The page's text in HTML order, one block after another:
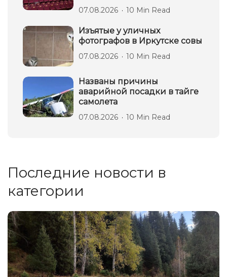
07.08.2026 10 Min Read
Изъятые у уличных
фотографов в Иркутске совы
07.08.2026 10 Min Read
Названы причины
аварийной посадки в тайге
самолета
07.08.2026 10 Min Read
Последние новости в
категории